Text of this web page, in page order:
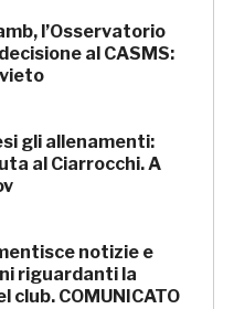
l’Osservatorio
al CASMS:
gli allenamenti:
al Ciarrocchi. A
notizie e
riguardanti la
club. COMUNICATO